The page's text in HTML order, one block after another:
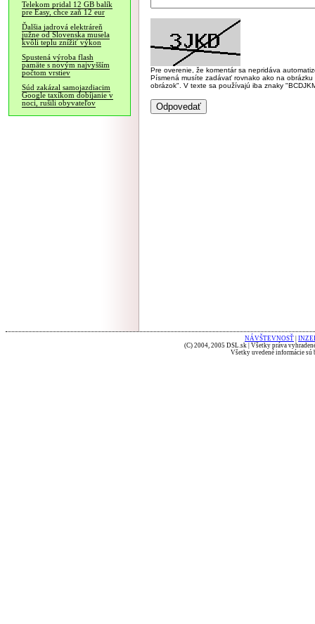
Telekom pridal 12 GB balík
pre Easy, chce zaň 12 eur
Ďalšia jadrová elektráreň
južne od Slovenska musela
kvôli teplu znížiť výkon
Spustená výroba flash
pamäte s novým najvyšším
počtom vrstiev
Súd zakázal samojazdiacim
Google taxíkom dobíjanie v
noci, rušili obyvateľov
Pre overenie, že komentár sa nepridáva
Písmená musíte zadávať rovnako ako na
obrázok". V texte sa používajú iba znaky
NÁVŠTEVNOSŤ
(C) 2004, 2005 DSL.sk | Všetky práva
Všetky uvedené informácie sú